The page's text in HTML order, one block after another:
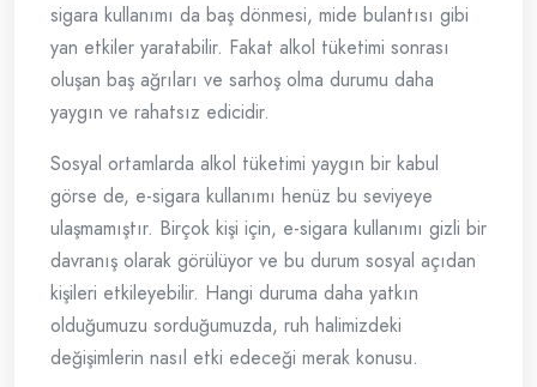
sigara kullanımı da baş dönmesi, mide bulantısı gibi
yan etkiler yaratabilir. Fakat alkol tüketimi sonrası
oluşan baş ağrıları ve sarhoş olma durumu daha
yaygın ve rahatsız edicidir.
Sosyal ortamlarda alkol tüketimi yaygın bir kabul
görse de, e-sigara kullanımı henüz bu seviyeye
ulaşmamıştır. Birçok kişi için, e-sigara kullanımı gizli bir
davranış olarak görülüyor ve bu durum sosyal açıdan
kişileri etkileyebilir. Hangi duruma daha yatkın
olduğumuzu sorduğumuzda, ruh halimizdeki
değişimlerin nasıl etki edeceği merak konusu.